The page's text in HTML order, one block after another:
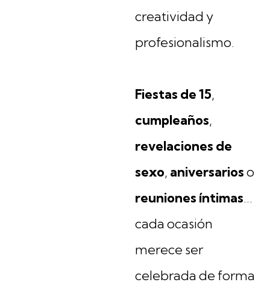
creatividad y
profesionalismo.
Fiestas de 15,
cumpleaños,
revelaciones de
sexo, aniversarioso
reuniones íntimas…
cada ocasión
merece ser
celebrada de forma